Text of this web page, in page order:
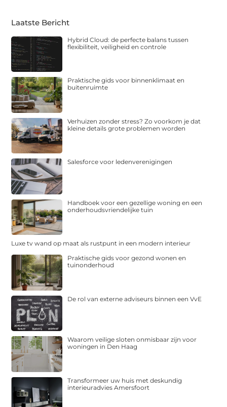
Laatste Bericht
Hybrid Cloud: de perfecte balans tussen
flexibiliteit, veiligheid en controle
Praktische gids voor binnenklimaat en
buitenruimte
Verhuizen zonder stress? Zo voorkom je dat
kleine details grote problemen worden
Salesforce voor ledenverenigingen
Handboek voor een gezellige woning en een
onderhoudsvriendelijke tuin
Luxe tv wand op maat als rustpunt in een modern interieur
Praktische gids voor gezond wonen en
tuinonderhoud
De rol van externe adviseurs binnen een VvE
Waarom veilige sloten onmisbaar zijn voor
woningen in Den Haag
Transformeer uw huis met deskundig
interieuradvies Amersfoort